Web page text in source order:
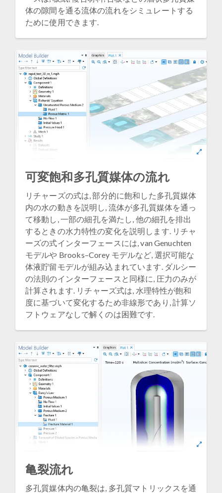
体の隙間を通る流体の流れをシミュレートする
ために使用できます.
可変飽和多孔質媒体の流れ
リチャーズの式は, 部分的に飽和した多孔質媒体
内の水の動きを説明し, 流体が多孔質媒体を通っ
て移動し, 一部の細孔を満たし, 他の細孔を排出
するときの水力特性の変化を説明します. リチャ
ーズの式インターフェースには, van Genuchten
モデルや Brooks–Corey モデルなど, 選択可能な
体液貯留モデルが組み込まれています. ダルシー
の法則のインターフェースと同様に, 圧力のみが
計算されます. リチャーズ式は, 水理特性が飽和
度に基づいて変化するため非線形であり, 計算ソ
フトウェアなしで解くのは困難です.
亀裂流れ
多孔質媒体内の亀裂は, 多孔質マトリックスを通